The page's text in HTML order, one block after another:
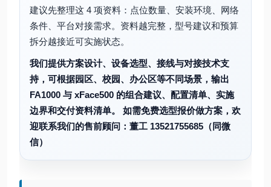
建议先整理这 4 项资料：点位数量、安装环境、网络
条件、平台对接需求。资料越完整，型号建议和预算
拆分越接近可实施状态。
我们提供方案设计、设备选型、接线与对接技术支
持，可根据园区、校园、办公区等不同场景，输出
FA1000 与 xFace500 的组合建议、配置清单、实施
边界和交付资料清单。 如需免费选型报价做方案，欢
迎联系我们的售前顾问：董工 13521755685（同微
信）